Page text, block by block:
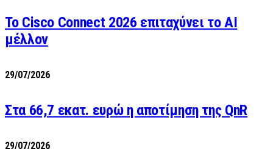
Το Cisco Connect 2026 επιταχύνει το AI
μέλλον
29/07/2026
Στα 66,7 εκατ. ευρώ η αποτίμηση της QnR
29/07/2026